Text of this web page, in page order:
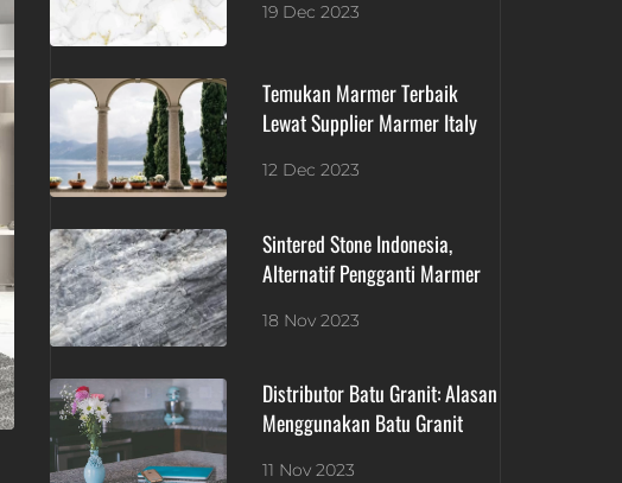
19 Dec 2023
Temukan Marmer Terbaik
Lewat Supplier Marmer Italy
12 Dec 2023
Sintered Stone Indonesia,
Alternatif Pengganti Marmer
18 Nov 2023
Distributor Batu Granit: Alasan
Menggunakan Batu Granit
11 Nov 2023